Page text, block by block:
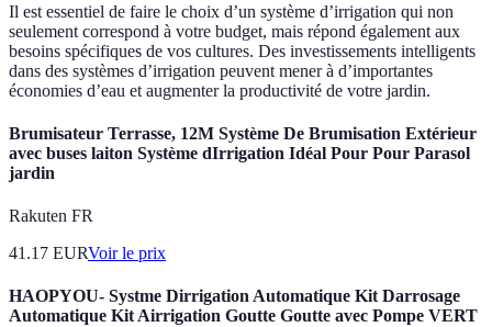
Il est essentiel de faire le choix d’un système d’irrigation qui non
seulement correspond à votre budget, mais répond également aux
besoins spécifiques de vos cultures. Des investissements intelligents
dans des systèmes d’irrigation peuvent mener à d’importantes
économies d’eau et augmenter la productivité de votre jardin.
Brumisateur Terrasse, 12M Système De Brumisation Extérieur
avec buses laiton Système dIrrigation Idéal Pour Pour Parasol
jardin
Rakuten FR
41.17 EURVoir le prix
HAOPYOU- Systme Dirrigation Automatique Kit Darrosage
Automatique Kit Airrigation Goutte Goutte avec Pompe VERT